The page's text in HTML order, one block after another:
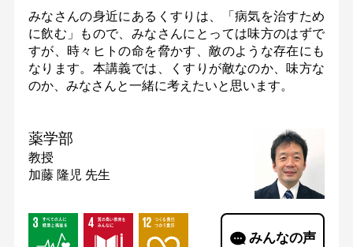
みなさんの身近にあるくすりは、「病気を治すため
に飲む」もので、みなさんにとっては味方のはずで
すが、時々ヒトの命を脅かす、敵のような存在にも
なります。本講義では、くすりが敵なのか、味方な
のか、みなさんと一緒に考えたいと思います。
薬学部
教授
加藤 隆児 先生
みんなの声